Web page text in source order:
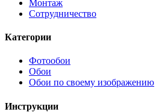
Монтаж
Сотрудничество
Категории
Фотообои
Обои
Обои по своему изображению
Инструкции